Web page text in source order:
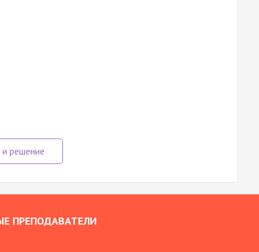
ПРЕПОДАВАТЕЛИ